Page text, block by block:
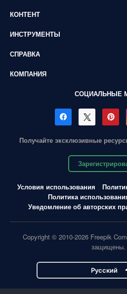
КОНТЕНТ
ИНСТРУМЕНТЫ
СПРАВКА
КОМПАНИЯ
СОЦИАЛЬНЫЕ
Получайте эксклюзивные
Условия использования
Политика
Уведомление об авторских
Copyright © 2010-2026 Freepik
защищены.
Pусский